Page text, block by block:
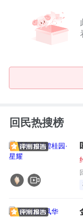
回民热搜榜